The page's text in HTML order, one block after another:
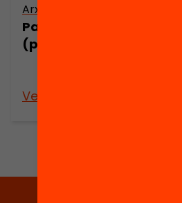
Arxiu
Parlar la llengua
(part 1)
Veure’n més